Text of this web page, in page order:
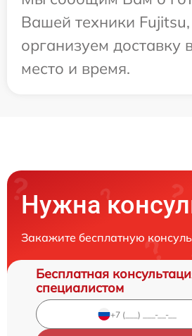
Вашей техники
организуем доставку
место и время.
Нужна
Закажите бесплатную
Бесплатная
специалистом